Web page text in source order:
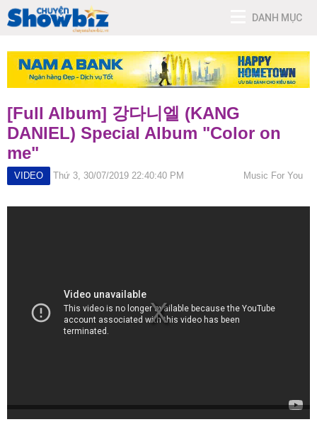
DANH MỤC
[Full Album] 강다니엘 (KANG
DANIEL) Special Album "Color on
me"
VIDEO Thứ 3, 30/07/2019 22:40:40 PM Music For You